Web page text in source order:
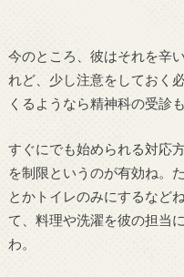
今のところ、彼はそれを辛
れど、少し注意をしておく
くるようなら精神科の受診
すぐにでも始められる対応
を制限というのが有効ね。
とかトイレのみにするなど
て、料理や洗濯を彼の担当
わ。